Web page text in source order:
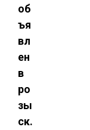
об
ъя
вл
ен
в
ро
зы
ск.